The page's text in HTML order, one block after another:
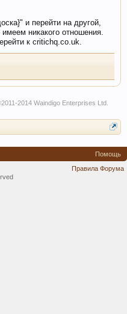
и перейти на другой,
никакого отношения.
к critichq.co.uk.
2014 Waindigo Enterprises Ltd.
Помощь
Правила Форума